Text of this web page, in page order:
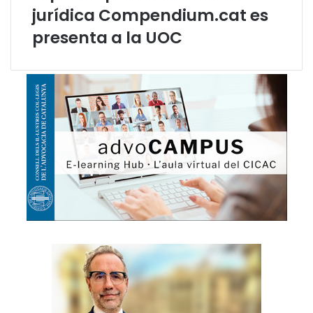
g
n
P
u
i
g
V
e
n
t
a
jurídica Compendium.cat es
presenta a la UOC